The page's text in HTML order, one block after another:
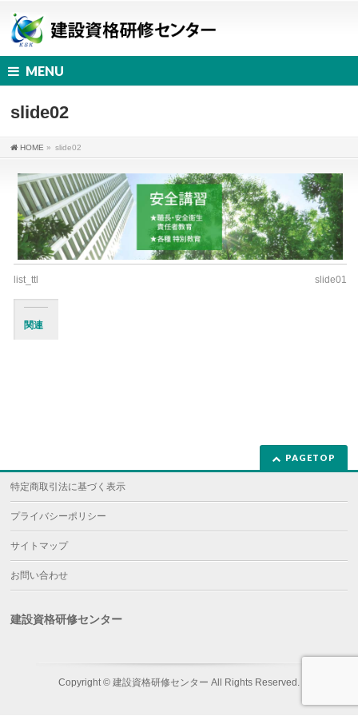
MENU
slide02
HOME » slide02
list_ttl slide01
関連
PAGETOP
特定商取引法に基づく表示
プライバシーポリシー
サイトマップ
お問い合わせ
建設資格研修センター
Copyright © 建設資格研修センター All Rights Reserved.